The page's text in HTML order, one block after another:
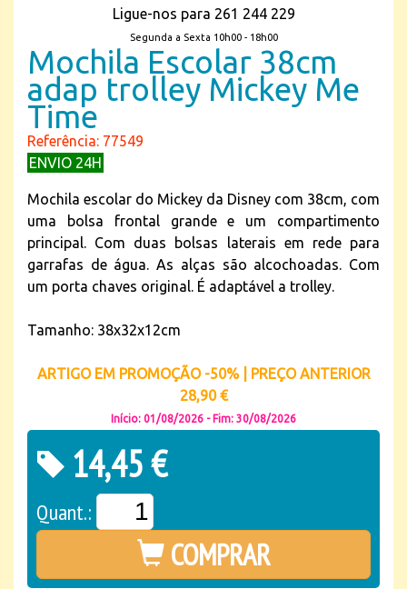
Ligue-nos para 261 244 229
Segunda a Sexta 10h00 - 18h00
Mochila Escolar 38cm
adap trolley Mickey Me
Time
Referência: 77549
ENVIO 24H
Mochila escolar do Mickey da Disney com 38cm, com
uma bolsa frontal grande e um compartimento
principal. Com duas bolsas laterais em rede para
garrafas de água. As alças são alcochoadas. Com
um porta chaves original. É adaptável a trolley.
Tamanho: 38x32x12cm
ARTIGO EM PROMOÇÃO -50% | PREÇO ANTERIOR
28,90 €
Início: 01/08/2026 - Fim: 30/08/2026
14,45 €
Quant.:
COMPRAR